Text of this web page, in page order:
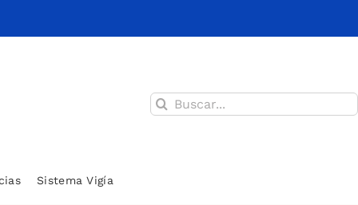
Buscar:
Sistema Vigía